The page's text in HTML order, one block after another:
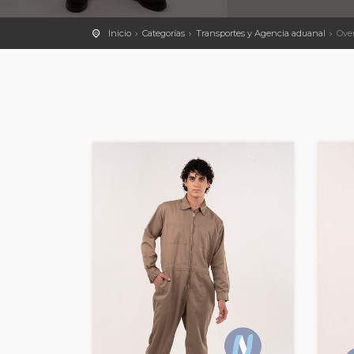
Inicio Categorías Transportes y Agencia aduanal